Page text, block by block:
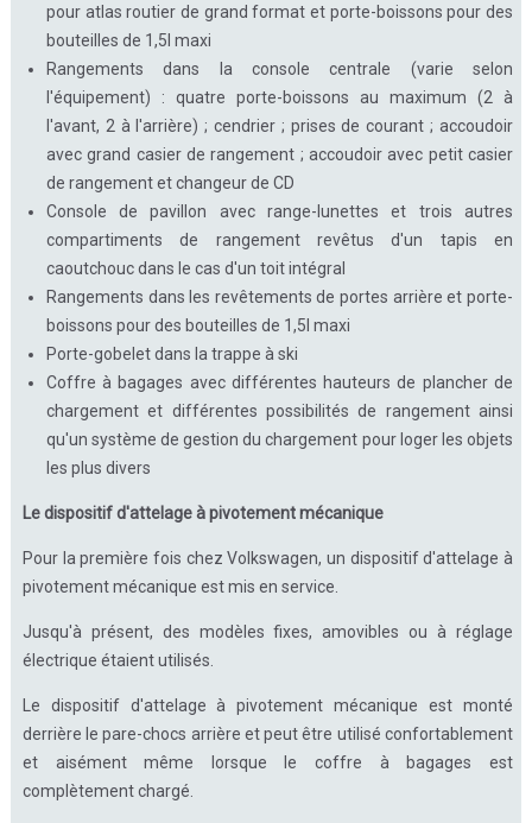
pour atlas routier de grand format et porte-boissons pour des
bouteilles de 1,5l maxi
Rangements dans la console centrale (varie selon
l'équipement) : quatre porte-boissons au maximum (2 à
l'avant, 2 à l'arrière) ; cendrier ; prises de courant ; accoudoir
avec grand casier de rangement ; accoudoir avec petit casier
de rangement et changeur de CD
Console de pavillon avec range-lunettes et trois autres
compartiments de rangement revêtus d'un tapis en
caoutchouc dans le cas d'un toit intégral
Rangements dans les revêtements de portes arrière et porte-
boissons pour des bouteilles de 1,5l maxi
Porte-gobelet dans la trappe à ski
Coffre à bagages avec différentes hauteurs de plancher de
chargement et différentes possibilités de rangement ainsi
qu'un système de gestion du chargement pour loger les objets
les plus divers
Le dispositif d'attelage à pivotement mécanique
Pour la première fois chez Volkswagen, un dispositif d'attelage à
pivotement mécanique est mis en service.
Jusqu'à présent, des modèles fixes, amovibles ou à réglage
électrique étaient utilisés.
Le dispositif d'attelage à pivotement mécanique est monté
derrière le pare-chocs arrière et peut être utilisé confortablement
et aisément même lorsque le coffre à bagages est
complètement chargé.